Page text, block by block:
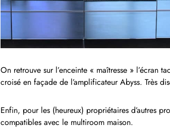
On retrouve sur l’enceinte « maîtresse » l’écran
croisé en façade de l’amplificateur Abyss. Très
Enfin, pour les (heureux) propriétaires d’autres
compatibles avec le multiroom maison.